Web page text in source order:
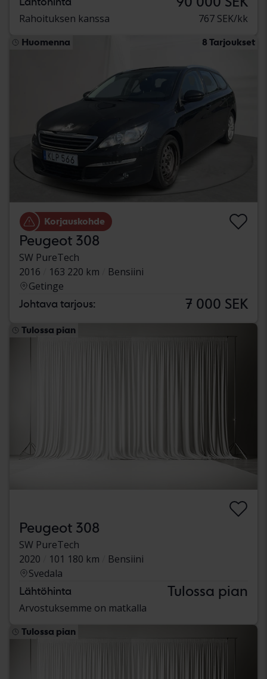
Rahoituksen kanssa 767 SEK/kk
Huomenna 8 Tarjoukset
Korjauskohde
Peugeot 308
SW PureTech
2016
163 220 km
Bensiini
Getinge
Johtava tarjous: 7 000 SEK
Tulossa pian
Peugeot 308
SW PureTech
2020
101 180 km
Bensiini
Svedala
Lähtöhinta Tulossa pian
Arvostuksemme on matkalla
Tulossa pian